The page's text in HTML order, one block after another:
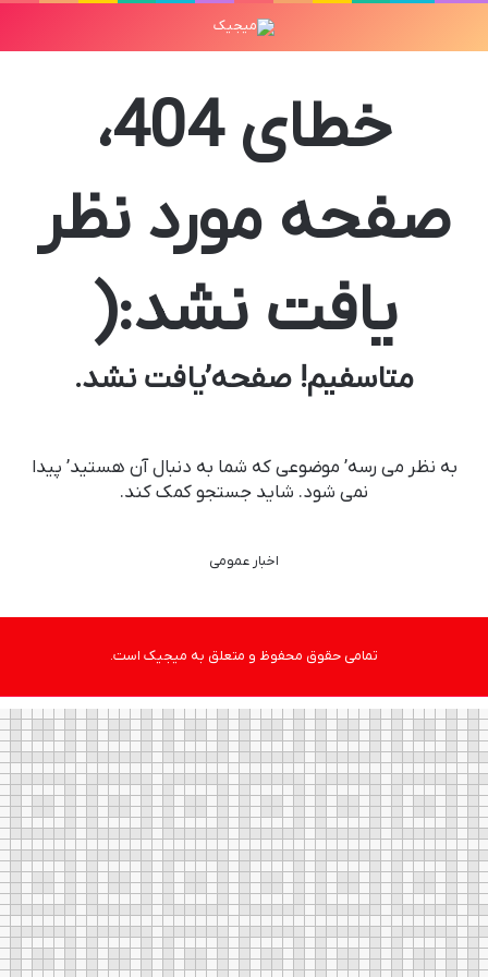
خطای 404،
صفحه مورد نظر
یافت نشد:(
متاسفیم! صفحه’یافت نشد.
به نظر می رسه’ موضوعی که شما به دنبال آن هستید’ پیدا
نمی شود. شاید جستجو کمک کند.
اخبار عمومی
تمامی حقوق محفوظ و متعلق به میجیک است.